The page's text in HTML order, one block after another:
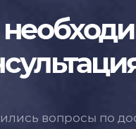
вопросы по